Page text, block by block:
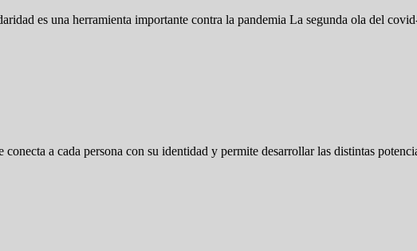
es una herramienta importante contra la pandemia La segunda ola del
a cada persona con su identidad y permite desarrollar las distintas